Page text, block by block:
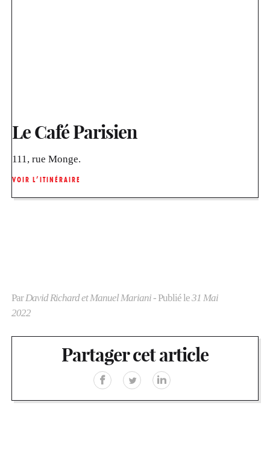
Le Café Parisien
111, rue Monge.
VOIR L’ITINÉRAIRE
ParDavid Richard et Manuel Mariani- Publié le31 Mai
2022
Partager cet article